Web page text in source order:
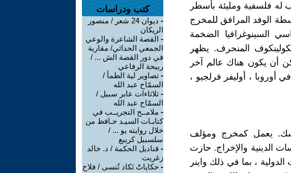
له فلسفية ومليئة بأسطر
الوفد المرافق للمخرج
السينوغرافيا الضخمة
المنحرف. يظهر
أن يكون هناك عالم آخر
أوروبا ، أوليفر فرلجيو ،
في البوسنة والهرسك. يعمل كمخرج ومؤلف
الدينية والإخراج. حازت
، بما في ذلك واينر
كتب ودراسات
-
ديوان 24 شعر / منصور
الريكان
- القصة الشاعرة والوعي
الجمعي الحداثي/ مقاربة
في دور القصة الش ... /
ربيحة الرفاعي
- تصاوير لية الظمأ /
السمّاح عبد الله
- ثلاثاءات عابر سبيل /
السمّاح عبد الله
- ملامــح التجريــب في
كتابـات السيـد حـافظ من
خلال روايته يو ... /
سلسبيل كريبع
- قناديل الحكمة / د. خالد
زغريت
- حكاياتْ تَكاد تُنسى / فلاح